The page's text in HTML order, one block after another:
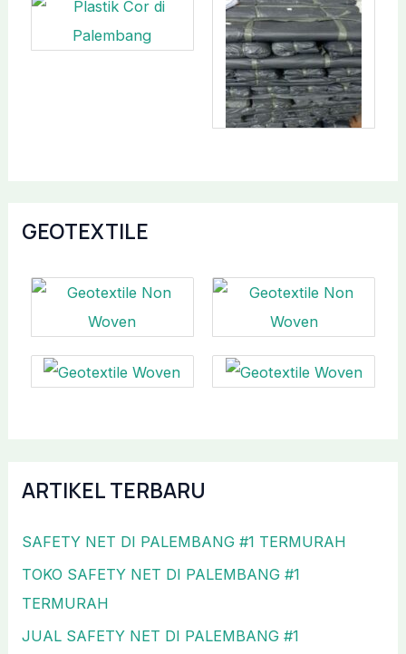
GEOTEXTILE
ARTIKEL TERBARU
SAFETY NET DI PALEMBANG #1 TERMURAH
TOKO SAFETY NET DI PALEMBANG #1
TERMURAH
JUAL SAFETY NET DI PALEMBANG #1